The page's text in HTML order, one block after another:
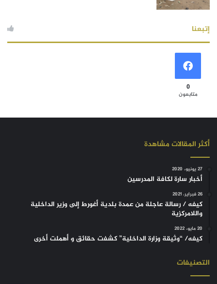
إتبعنا
0
متابعون
أكثر المقالات مشاهدة
27 يونيو، 2020
أخبار سارة لكافة المدرسين
26 فبراير، 2021
كيفه / رسالة عاجلة من عمدة بلدية أغورط إلى وزير الداخلية
واللامركزية
20 مايو، 2022
كيفه/ “وثيقة وزارة الداخلية” كشفت حقائق و أهملت أخرى
التصنيفات